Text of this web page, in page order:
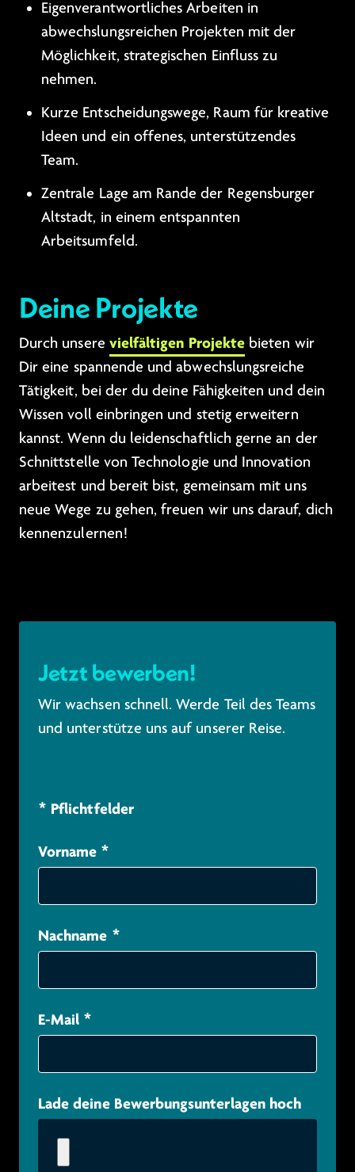
Eigenverantwortliches Arbeiten in
abwechslungsreichen Projekten mit der
Möglichkeit, strategischen Einfluss zu
nehmen.
Kurze Entscheidungswege, Raum für kreative
Ideen und ein offenes, unterstützendes
Team.
Zentrale Lage am Rande der Regensburger
Altstadt, in einem entspannten
Arbeitsumfeld.
Deine Projekte
Durch unsere vielfältigen Projekte bieten wir
Dir eine spannende und abwechslungsreiche
Tätigkeit, bei der du deine Fähigkeiten und dein
Wissen voll einbringen und stetig erweitern
kannst. Wenn du leidenschaftlich gerne an der
Schnittstelle von Technologie und Innovation
arbeitest und bereit bist, gemeinsam mit uns
neue Wege zu gehen, freuen wir uns darauf, dich
kennenzulernen!
Jetzt bewerben!
Wir wachsen schnell. Werde Teil des Teams
und unterstütze uns auf unserer Reise.
* Pflichtfelder
Vorname *
Nachname *
E-Mail *
Lade deine Bewerbungsunterlagen hoch